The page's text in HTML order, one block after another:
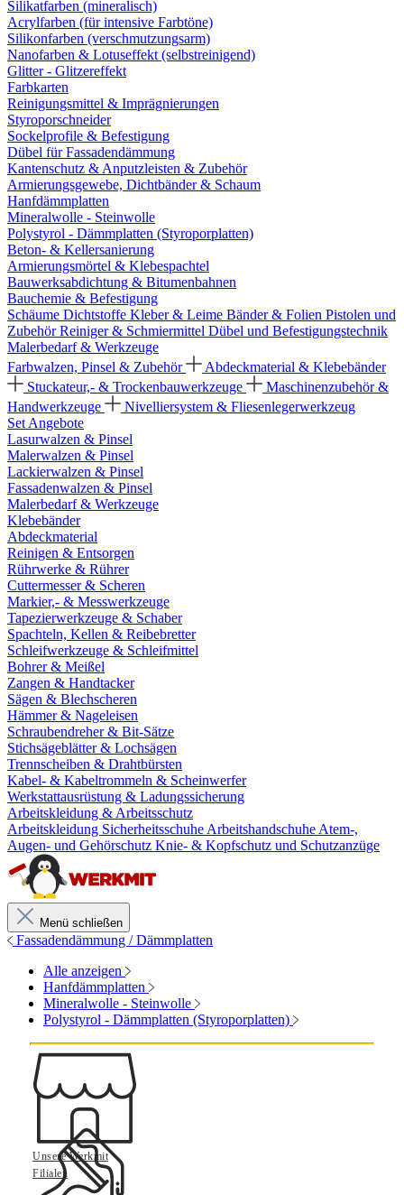
Silikatfarben (mineralisch)
Acrylfarben (für intensive Farbtöne)
Silikonfarben (verschmutzungsarm)
Nanofarben & Lotuseffekt (selbstreinigend)
Glitter - Glitzereffekt
Farbkarten
Reinigungsmittel & Imprägnierungen
Styroporschneider
Sockelprofile & Befestigung
Dübel für Fassadendämmung
Kantenschutz & Anputzleisten & Zubehör
Armierungsgewebe, Dichtbänder & Schaum
Hanfdämmplatten
Mineralwolle - Steinwolle
Polystyrol - Dämmplatten (Styroporplatten)
Beton- & Kellersanierung
Armierungsmörtel & Klebespachtel
Bauwerksabdichtung & Bitumenbahnen
Bauchemie & Befestigung
Schäume Dichtstoffe Kleber & Leime Bänder & Folien Pistolen und
ZubehörReiniger & Schmiermittel Dübel und Befestigungstechnik
Malerbedarf & Werkzeuge
Farbwalzen, Pinsel & Zubehör
Abdeckmaterial & Klebebänder
Stuckateur,- & Trockenbauwerkzeuge
Maschinenzubehör &
Handwerkzeuge
Nivelliersystem & Fliesenlegerwerkzeug
Set Angebote
Lasurwalzen & Pinsel
Malerwalzen & Pinsel
Lackierwalzen & Pinsel
Fassadenwalzen & Pinsel
Malerbedarf & Werkzeuge
Klebebänder
Abdeckmaterial
Reinigen & Entsorgen
Rührwerke & Rührer
Cuttermesser & Scheren
Markier,- & Messwerkzeuge
Tapezierwerkzeuge & Schaber
Spachteln, Kellen & Reibebretter
Schleifwerkzeuge & Schleifmittel
Bohrer & Meißel
Zangen & Handtacker
Sägen & Blechscheren
Hämmer & Nageleisen
Schraubendreher & Bit-Sätze
Stichsägeblätter & Lochsägen
Trennscheiben & Drahtbürsten
Kabel- & Kabeltrommeln & Scheinwerfer
Werkstattausrüstung & Ladungssicherung
Arbeitskleidung & Arbeitsschutz
Arbeitskleidung Sicherheitsschuhe Arbeitshandschuhe Atem-,
Augen- und Gehörschutz Knie- & Kopfschutz und Schutzanzüge
Menü schließen
Fassadendämmung / Dämmplatten
Alle anzeigen
Hanfdämmplatten
Mineralwolle - Steinwolle
Polystyrol - Dämmplatten (Styroporplatten)
Unsere Werkmit
Filialen